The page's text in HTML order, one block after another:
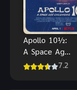
Apollo 10½:
A Space Age
Childhood วัย
7.2